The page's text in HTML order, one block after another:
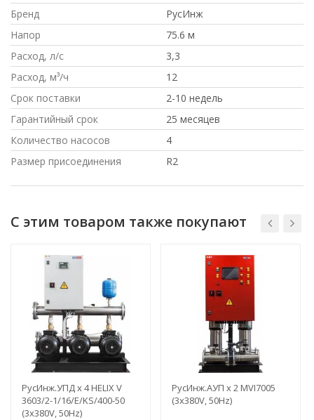
Бренд
РусИнж
Напор
75.6 м
Расход, л/с
3,3
Расход, м³/ч
12
Срок поставки
2-10 недель
Гарантийный срок
25 месяцев
Количество насосов
4
Размер присоединения
R2
С этим товаром также покупают
РусИнж.УПД х 4 HELIX V
3603/2-1/16/E/KS/400-50
(3x380V, 50Hz)
РусИнж.АУП х 2 MVI7005
(3x380V, 50Hz)